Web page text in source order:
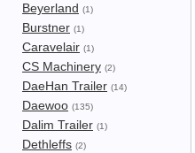
Beyerland (1)
Burstner (1)
Caravelair (1)
CS Machinery (2)
DaeHan Trailer (14)
Daewoo (135)
Dalim Trailer (1)
Dethleffs (2)